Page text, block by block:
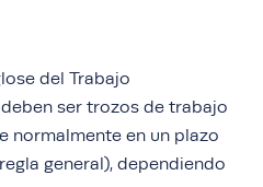
del Trabajo
ser trozos de trabajo
normalmente en un plazo
general), dependiendo